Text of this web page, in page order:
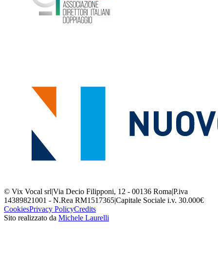
© Vix Vocal srl|Via Decio Filipponi, 12 - 00136 Roma|P.iva
14389821001 - N.Rea RM1517365|Capitale Sociale i.v. 30.000€
CookiesPrivacy PolicyCredits
Sito realizzato da Michele Laurelli